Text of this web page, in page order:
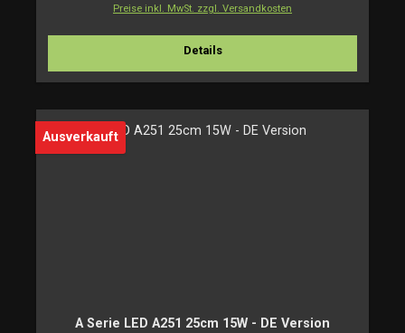
Preise inkl. MwSt. zzgl. Versandkosten
Details
Ausverkauft
A Serie LED A251 25cm 15W - DE Version